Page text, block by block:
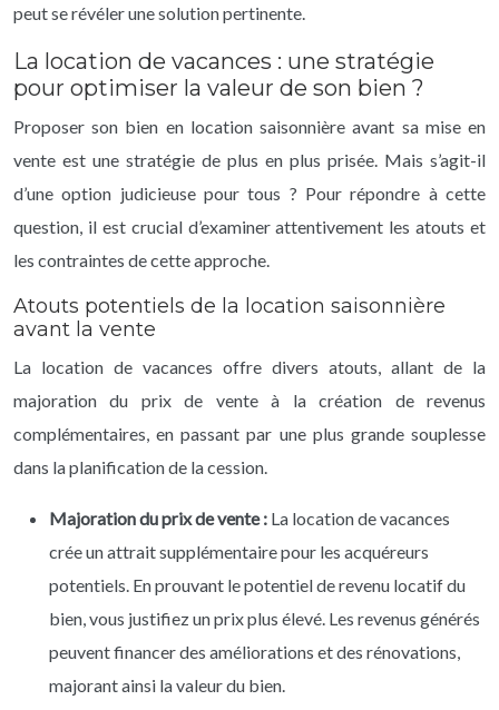
peut se révéler une solution pertinente.
La location de vacances : une stratégie
pour optimiser la valeur de son bien ?
Proposer son bien en location saisonnière avant sa mise en
vente est une stratégie de plus en plus prisée. Mais s’agit-il
d’une option judicieuse pour tous ? Pour répondre à cette
question, il est crucial d’examiner attentivement les atouts et
les contraintes de cette approche.
Atouts potentiels de la location saisonnière
avant la vente
La location de vacances offre divers atouts, allant de la
majoration du prix de vente à la création de revenus
complémentaires, en passant par une plus grande souplesse
dans la planification de la cession.
Majoration du prix de vente : La location de vacances
crée un attrait supplémentaire pour les acquéreurs
potentiels. En prouvant le potentiel de revenu locatif du
bien, vous justifiez un prix plus élevé. Les revenus générés
peuvent financer des améliorations et des rénovations,
majorant ainsi la valeur du bien.